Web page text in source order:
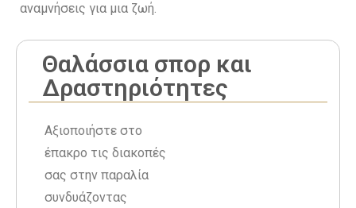
αναμνήσεις για μια ζωή.
Θαλάσσια σπορ και
Δραστηριότητες
Αξιοποιήστε στο
έπακρο τις διακοπές
σας στην παραλία
συνδυάζοντας